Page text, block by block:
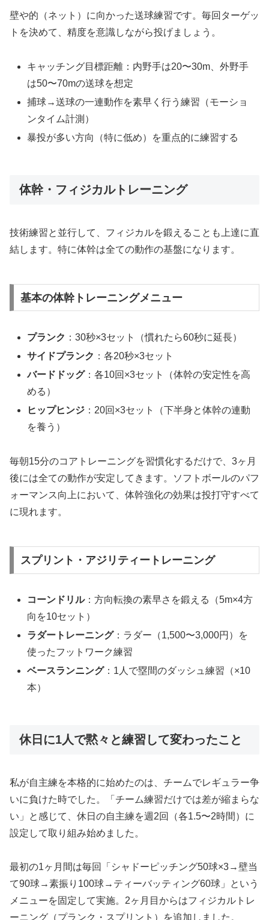
壁や的（ネット）に向かった送球練習です。毎回ターゲッ
トを決めて、精度を意識しながら投げましょう。
キャッチング目標距離：内野手は20〜30m、外野手
は50〜70mの送球を想定
捕球→送球の一連動作を素早く行う練習（モーショ
ンタイム計測）
暴投が多い方向（特に低め）を重点的に練習する
体幹・フィジカルトレーニング
技術練習と並行して、フィジカルを鍛えることも上達に直
結します。特に体幹は全ての動作の基盤になります。
基本の体幹トレーニングメニュー
プランク ：30秒×3セット（慣れたら60秒に延長）
サイドプランク ：各20秒×3セット
バードドッグ：各10回×3セット（体幹の安定性を高
める）
ヒップヒンジ ：20回×3セット（下半身と体幹の連動
を養う）
毎朝15分のコアトレーニングを習慣化するだけで、3ヶ月
後には全ての動作が安定してきます。ソフトボールのパフ
ォーマンス向上において、体幹強化の効果は投打守すべて
に現れます。
スプリント・アジリティートレーニング
コーンドリル：方向転換の素早さを鍛える（5m×4方
向を10セット）
ラダートレーニング：ラダー（1,500〜3,000円）を
使ったフットワーク練習
ベースランニング：1人で塁間のダッシュ練習（×10
本）
休日に1人で黙々と練習して変わったこと
私が自主練を本格的に始めたのは、チームでレギュラー争
いに負けた時でした。「チーム練習だけでは差が縮まらな
い」と感じて、休日の自主練を週2回（各1.5〜2時間）に
設定して取り組み始めました。
最初の1ヶ月間は毎回「シャドーピッチング50球×3→壁当
て90球→素振り100球→ティーバッティング60球」という
メニューを固定して実施。2ヶ月目からはフィジカルトレ
ーニング（プランク・スプリント）を追加しました。